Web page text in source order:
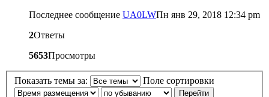
Последнее сообщение UA0LWПн янв 29, 2018 12:34 pm
2Ответы
5653Просмотры
Показать темы за: Поле сортировки